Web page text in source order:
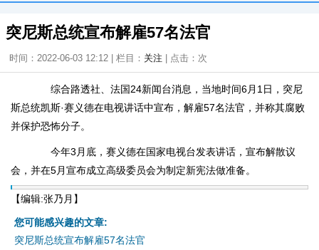
突尼斯总统宣布解雇57名法官
时间：2022-06-03 12:12 | 栏目： 关注 | 点击： 次
综合路透社、法国24新闻台消息，当地时间6月1日，突尼
斯总统凯斯·赛义德在电视讲话中宣布，解雇57名法官，并称其腐败
并保护恐怖分子。
今年3月底，赛义德在国家电视台发表讲话，宣布解散议
会，并在5月宣布成立高级委员会为制定新宪法做准备。
【编辑:张乃月】
您可能感兴趣的文章:
突尼斯总统宣布解雇57名法官